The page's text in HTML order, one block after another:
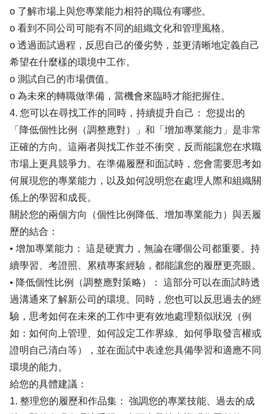
o 了解市場上與您專業能力相符的職位有哪些。
o 看到不同公司可能有不同的組織文化和管理風格。
o 透過面試過程，反思自己的優劣勢，並更清晰地定義自己
希望在什麼樣的環境中工作。
o 測試自己的市場價值。
o 為未來的轉職做準備，當機會來臨時才能把握住。
4. 您可以在尋找工作的同時，持續提升自己： 您提出的
「降低個性比例（調整應對）」和「增加專業能力」是非常
正確的方向。這兩者與找工作並不衝突，反而能讓您在求職
市場上更具競爭力。在準備履歷和面試時，您會需要思考如
何展現您的專業能力，以及如何說明您在處理人際和組織關
係上的學習和成長。
關於您的兩個方向（個性比例降低、增加專業能力）與丟履
歷的結合：
• 增加專業能力： 這是硬實力，無論在哪個公司都重要。持
續學習、考證照、累積專案經驗，都能讓您的履歷更亮眼。
• 降低個性比例（調整應對策略）： 這部分可以在面試時透
過溝通來了解新公司的環境。同時，您也可以反思過去的經
驗，思考如何在未來的工作中更有效地處理類似狀況（例
如：如何向上管理、如何設定工作界線、如何爭取發言權或
證明自己清白等），並在面試中表達您具備學習和適應不同
環境的能力。
給您的具體建議：
1. 整理您的履歷和作品集： 強調您的專業技能、過去的成